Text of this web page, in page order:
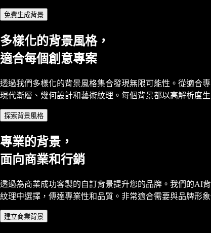
免費生成背景
多樣化的背景風格，
適合每個創意專案
透過我們多樣化的背景風格集合發現無限可能性。從適合
現代漸層、幾何設計和藝術紋理。每個背景都以高解析度
探索背景風格
專業的背景，
面向商業和行銷
透過為商業成功客製的自訂背景提升您的品牌。我們的AI
紋理中選擇，傳達專業性和品質。非常適合需要與品牌形
建立商業背景